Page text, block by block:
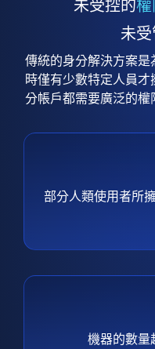
未受控的權
未
傳統的身分解決方案
時僅有少數特定人員
分帳戶都需要廣泛的權
部分人類使用者所
機器的數量